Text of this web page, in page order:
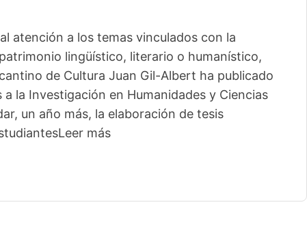
atención a los temas vinculados con la
lingüístico, literario o humanístico,
de Cultura Juan Gil-Albert ha publicado
a la Investigación en Humanidades y Ciencias
un año más, la elaboración de tesis
Leer más